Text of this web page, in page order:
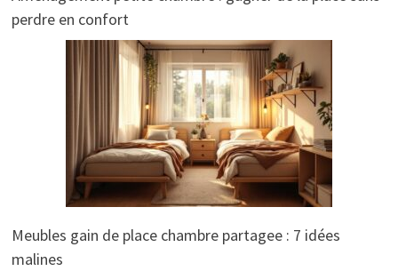
perdre en confort
Meubles gain de place chambre partagee : 7 idées
malines